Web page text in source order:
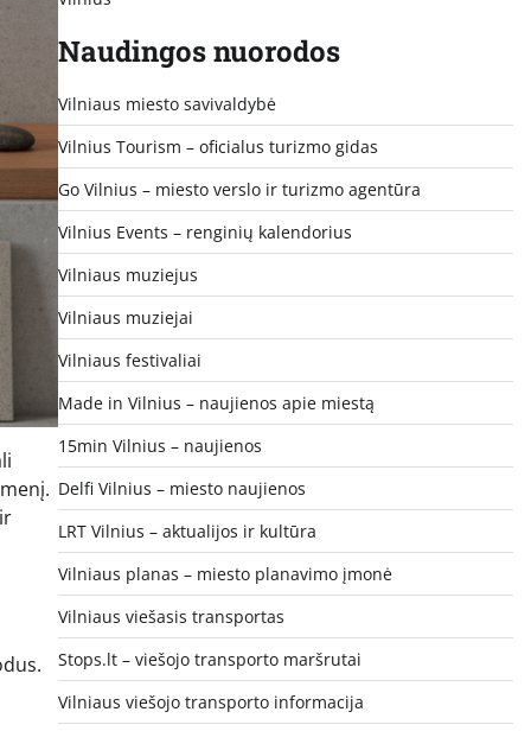
Naudingos nuorodos
Vilniaus miesto savivaldybė
Vilnius Tourism – oficialus turizmo gidas
Go Vilnius – miesto verslo ir turizmo agentūra
Vilnius Events – renginių kalendorius
Vilniaus muziejus
Vilniaus muziejai
Vilniaus festivaliai
Made in Vilnius – naujienos apie miestą
15min Vilnius – naujienos
Delfi Vilnius – miesto naujienos
LRT Vilnius – aktualijos ir kultūra
Vilniaus planas – miesto planavimo įmonė
Vilniaus viešasis transportas
Stops.lt – viešojo transporto maršrutai
Vilniaus viešojo transporto informacija